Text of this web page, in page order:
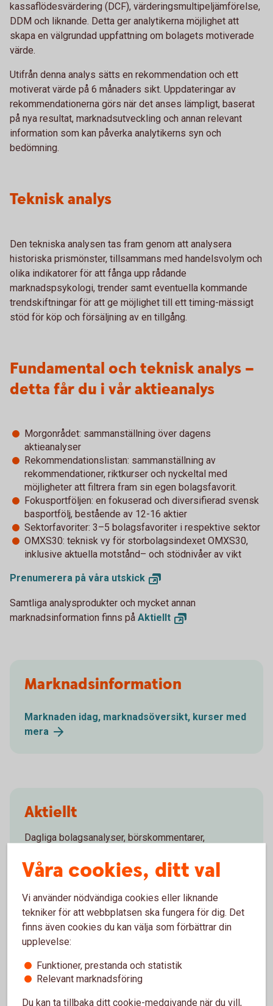
kassaflödesvärdering (DCF), värderingsmultipeljämförelse,
DDM och liknande. Detta ger analytikerna möjlighet att
skapa en välgrundad uppfattning om bolagets motiverade
värde.
Utifrån denna analys sätts en rekommendation och ett
motiverat värde på 6 månaders sikt. Uppdateringar av
rekommendationerna görs när det anses lämpligt, baserat
på nya resultat, marknadsutveckling och annan relevant
information som kan påverka analytikerns syn och
bedömning.
Teknisk analys
Den tekniska analysen tas fram genom att analysera
historiska prismönster, tillsammans med handelsvolym och
olika indikatorer för att fånga upp rådande
marknadspsykologi, trender samt eventuella kommande
trendskiftningar för att ge möjlighet till ett timing-mässigt
stöd för köp och försäljning av en tillgång.
Fundamental och teknisk analys –
detta får du i vår aktieanalys
Morgonrådet: sammanställning över dagens
aktieanalyser
Rekommendationslistan: sammanställning av
rekommendationer, riktkurser och nyckeltal med
möjligheter att filtrera fram sin egen bolagsfavorit.
Fokusportföljen: en fokuserad och diversifierad svensk
basportfölj, bestående av 12-16 aktier
Sektorfavoriter: 3–5 bolagsfavoriter i respektive sektor
OMXS30: teknisk vy för storbolagsindexet OMXS30,
inklusive aktuella motstånd– och stödnivåer av vikt
Prenumerera på våra utskick
Samtliga analysprodukter och mycket annan
marknadsinformation finns på Aktiellt
Marknadsinformation
Marknaden idag, marknadsöversikt, kurser med
mera
Aktiellt
Dagliga bolagsanalyser, börskommentarer,
tips runt pension och privatekonomi.
Aktiellt(swedbank-aktiellt.se)
Klimatranking
Våra cookies, ditt val
Vi använder nödvändiga cookies eller liknande
tekniker för att webbplatsen ska fungera för dig. Det
finns även cookies du kan välja som förbättrar din
upplevelse:
Funktioner, prestanda och statistik
Relevant marknadsföring
Du kan ta tillbaka ditt cookie-medgivande när du vill,